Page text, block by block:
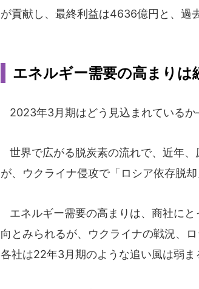
が貢献し、最終利益は4636億円と、過
エネルギー需要の高まりは
2023年3月期はどう見込まれている
世界で広がる脱炭素の流れで、近年
が、ウクライナ侵攻で「ロシア依存脱
エネルギー需要の高まりは、商社に
向とみられるが、ウクライナの戦況、
各社は22年3月期のような追い風は弱ま